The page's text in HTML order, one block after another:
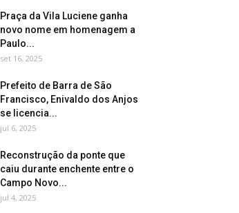
Praça da Vila Luciene ganha
novo nome em homenagem a
Paulo...
set 16, 2025
Prefeito de Barra de São
Francisco, Enivaldo dos Anjos
se licencia...
jul 6, 2025
Reconstrução da ponte que
caiu durante enchente entre o
Campo Novo...
jul 4, 2025